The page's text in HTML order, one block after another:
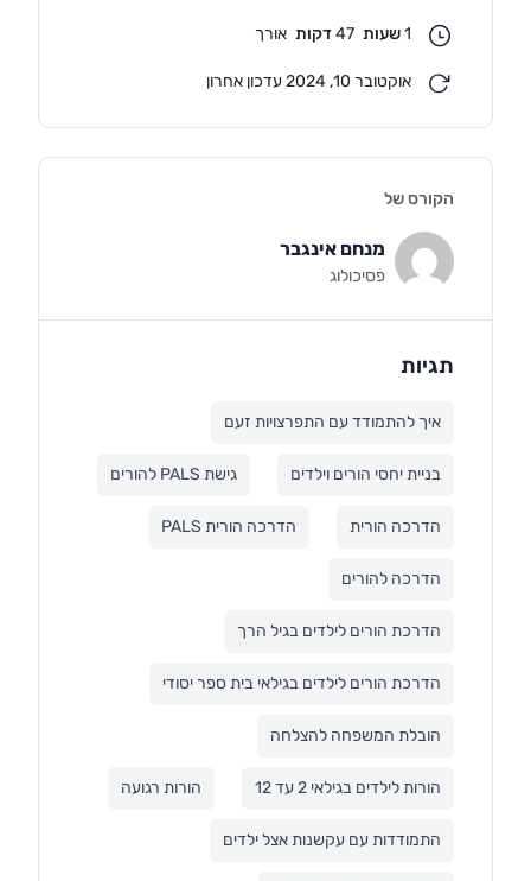
1שעות דקות אורך
אוקטובר 10, 2024 עדכון אחרון
הקורס של
מנחם אינגבר
פסיכולוג
תגיות
איך להתמודד עם התפרצויות זעם
בניית יחסי הורים וילדים גישת PALS להורים
הדרכה הורית הדרכה הורית PALS
הדרכה להורים
הדרכת הורים לילדים בגיל הרך
הדרכת הורים לילדים בגילאי בית ספר יסודי
הובלת המשפחה להצלחה
הורות לילדים בגילאי 2 עד 12 הורות רגועה
התמודדות עם עקשנות אצל ילדים